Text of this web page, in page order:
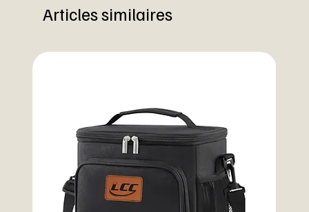
Articles similaires